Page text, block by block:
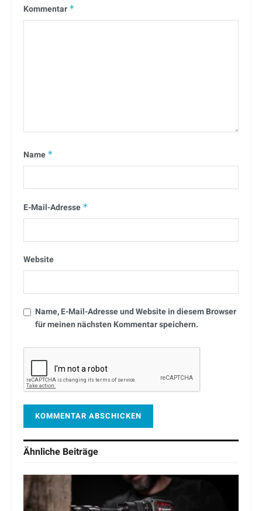
Kommentar *
Name *
E-Mail-Adresse *
Website
Name, E-Mail-Adresse und Website in diesem Browser
für meinen nächsten Kommentar speichern.
Ähnliche Beiträge